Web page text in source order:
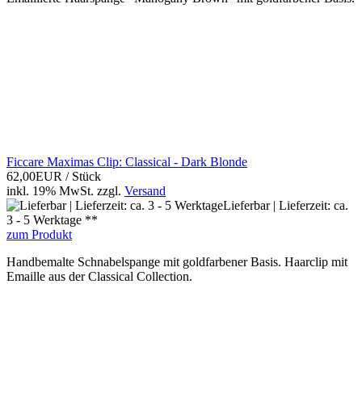
Ficcare Maximas Clip: Classical - Dark Blonde
62,00EUR / Stück
inkl. 19% MwSt. zzgl. Versand
Lieferbar | Lieferzeit: ca.
3 - 5 Werktage **
zum Produkt
Handbemalte Schnabelspange mit goldfarbener Basis. Haarclip mit
Emaille aus der Classical Collection.